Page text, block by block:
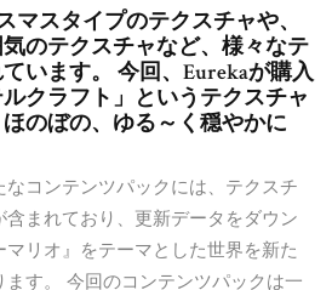
マスタイプのテクスチャや、
のテクスチャなど、様々なテ
います。 今回、Eurekaが購入
クラフト」というテクスチャ
のぼの、ゆる～く穏やかに
なコンテンツパックには、テクスチ
含まれており、更新データをダウン
マリオ』をテーマとした世界を新た
す。 今回のコンテンツパックは一